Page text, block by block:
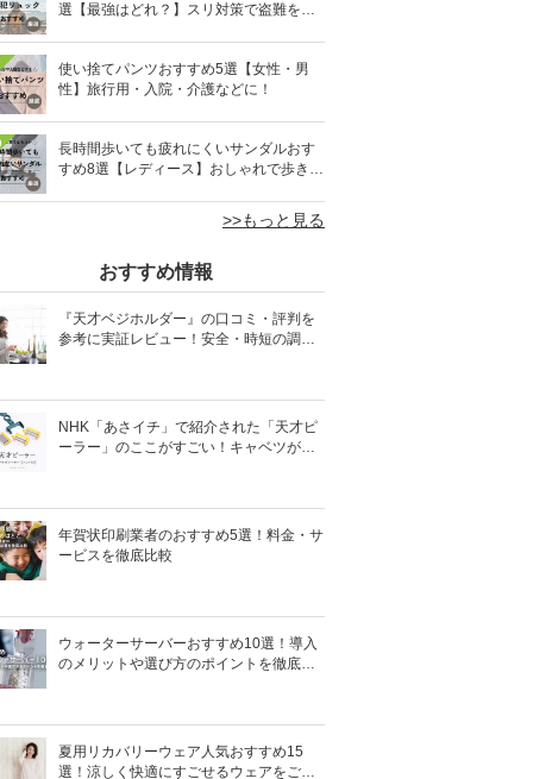
選【最強はどれ？】スリ対策で盗難を防
使い捨てパンツおすすめ5選【女性・男
性】旅行用・入院・介護などに！
長時間歩いても疲れにくいサンダルおす
すめ8選【レディース】おしゃれで歩きや
>>もっと見る
おすすめ情報
『天才ベジホルダー』の口コミ・評判を
参考に実証レビュー！安全・時短の調理
NHK「あさイチ」で紹介された「天才ピ
ーラー」のここがすごい！キャベツがほ
年賀状印刷業者のおすすめ5選！料金・サ
ービスを徹底比較
ウォーターサーバーおすすめ10選！導入
のメリットや選び方のポイントを徹底解
夏用リカバリーウェア人気おすすめ15
選！涼しく快適にすごせるウェアをご紹